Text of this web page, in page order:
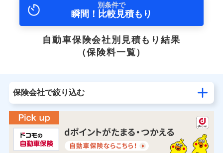
別条件で
瞬間！比較見積もり
自動車保険会社別見積もり結果
（保険料一覧）
保険会社で絞り込む